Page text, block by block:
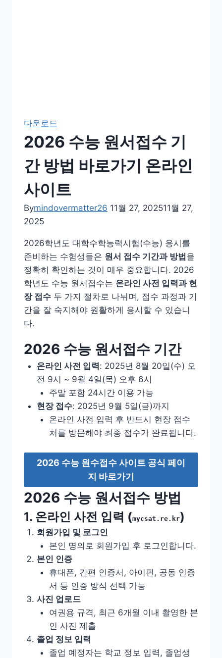
다운로드
2026 수능 원서접수 기
간 방법 바로가기 온라인
사이트
Bymindovermatter26 11월 27, 202511월 27,
2025
2026학년도 대학수학능력시험(수능) 응시를
준비하는 수험생들은 원서 접수 기간과 방법 을
정확히 확인하는 것이 매우 중요합니다. 2026
학년도 수능 원서접수는 온라인 사전 입력과 현
장 접수 두 가지 절차로 나뉘며, 접수 과정과 기
간을 잘 숙지해야 원활하게 응시할 수 있습니
다.
2026 수능 원서접수 기간
온라인 사전 입력: 2025년 8월 20일(수) 오
전 9시 ~ 9월 4일(목) 오후 6시
주말 포함 24시간 이용 가능
현장 접수: 2025년 9월 5일(금)까지
온라인 사전 입력 후 반드시 현장 접수
처를 방문해야 최종 접수가 완료됩니다.
2026 수능 원수접수 사이트 공식 페이
지 바로가기
2026 수능 원서접수 방법
1. 온라인 사전 입력 (mycsat.re.kr)
회원가입 및 로그인
본인 명의로 회원가입 후 로그인합니다.
본인 인증
휴대폰, 간편 인증서, 아이핀, 공동 인증
서 등 인증 방식 선택 가능
사진 업로드
여권용 규격, 최근 6개월 이내 촬영한 본
인 사진 제출
졸업 정보 입력
졸업 예정자는 학교 정보 입력, 졸업생